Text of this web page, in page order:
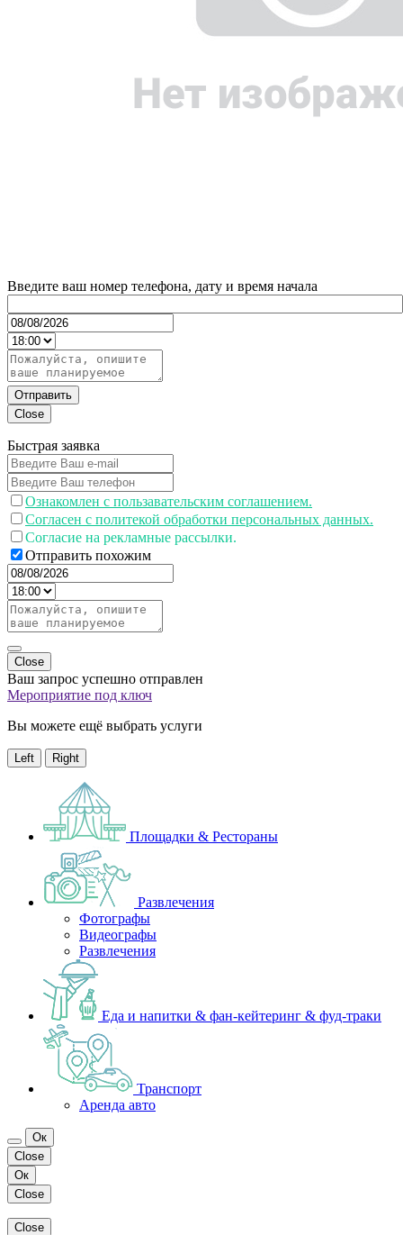
Введите ваш номер телефона, дату и время начала
Отправить
Close
Быстрая заявка
Ознакомлен с пользавательским соглашением.
Согласен с политекой обработки персональных данных.
Согласие на рекламные рассылки.
Отправить похожим
Close
Ваш запрос успешно отправлен
Мероприятие под ключ
Вы можете ещё выбрать услуги
Left Right
Площадки & Рестораны
Развлечения
Фотографы
Видеографы
Развлечения
Еда и напитки & фан-кейтеринг & фуд-траки
Транспорт
Аренда авто
Ок
Close
Ок
Close
Close